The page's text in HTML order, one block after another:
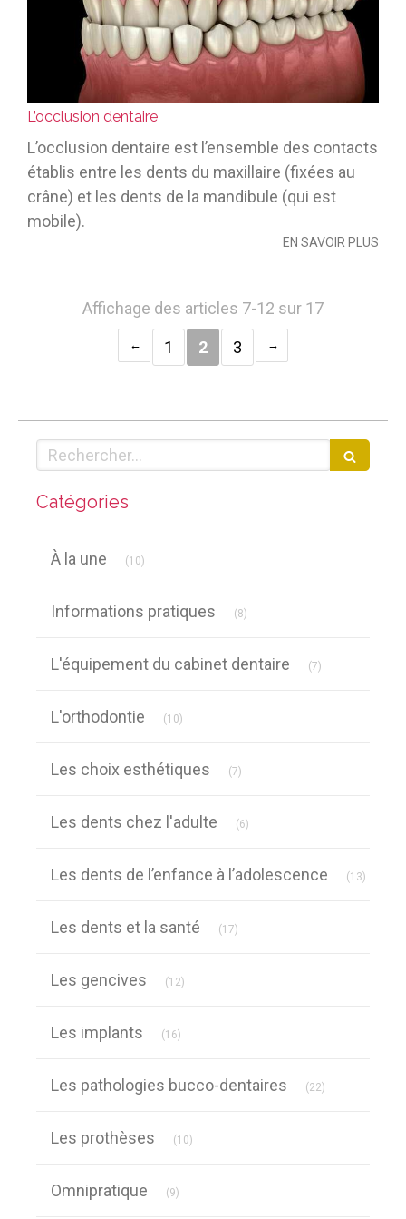
L’occlusion dentaire
L’occlusion dentaire est l’ensemble des contacts
établis entre les dents du maxillaire (fixées au
crâne) et les dents de la mandibule (qui est
mobile).
EN SAVOIR PLUS
Affichage des articles 7-12 sur 17
1 2 3
Rechercher
Catégories
À la une (10)
Informations pratiques (8)
L'équipement du cabinet dentaire (7)
L'orthodontie (10)
Les choix esthétiques (7)
Les dents chez l'adulte (6)
Les dents de l’enfance à l’adolescence (13)
Les dents et la santé (17)
Les gencives (12)
Les implants (16)
Les pathologies bucco-dentaires (22)
Les prothèses (10)
Omnipratique (9)